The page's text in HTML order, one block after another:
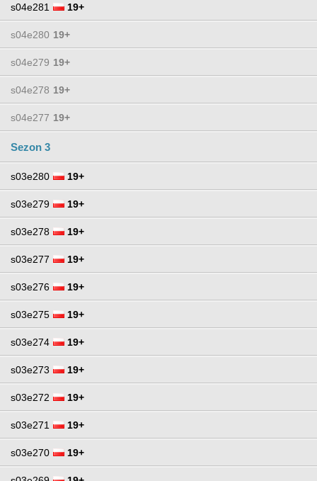
s04e281 19+
s04e280 19+
s04e279 19+
s04e278 19+
s04e277 19+
Sezon 3
s03e280 19+
s03e279 19+
s03e278 19+
s03e277 19+
s03e276 19+
s03e275 19+
s03e274 19+
s03e273 19+
s03e272 19+
s03e271 19+
s03e270 19+